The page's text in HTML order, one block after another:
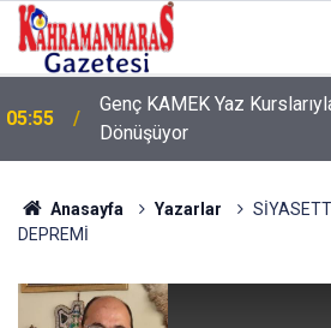
05:55
Genç KAMEK Yaz
Dönüşüyor
Anasayfa Yazarlar
DEPREMİ